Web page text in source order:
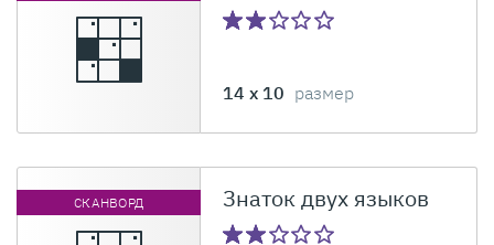
14 x 10 размер
СКАНВОРД Знаток двух языков